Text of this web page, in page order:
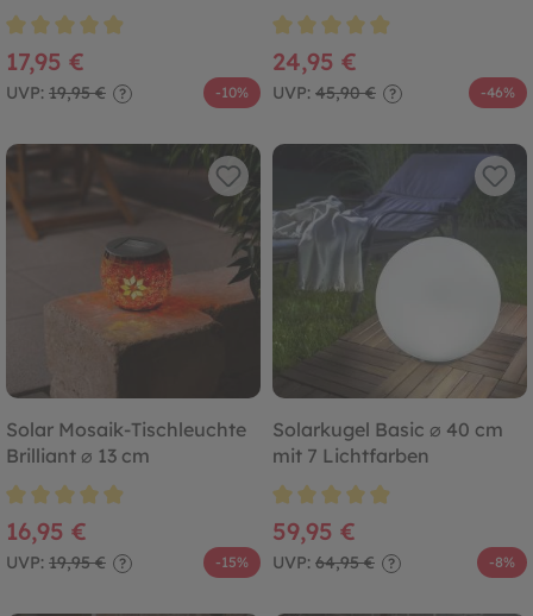
17,95 €
UVP: 19,95 € ? -10%
24,95 €
UVP: 45,90 € ? -46%
Solar Mosaik-Tischleuchte
Brilliant ⌀ 13 cm
16,95 €
UVP: 19,95 € ? -15%
Solarkugel Basic ⌀ 40 cm
mit 7 Lichtfarben
59,95 €
UVP: 64,95 € ? -8%